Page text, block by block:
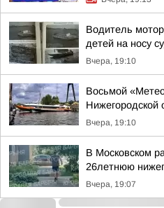
Водитель
детей на носу
Вчера, 19:10
Восьмой
Нижегородской
Вчера, 19:10
В Московском
26летнюю
Вчера, 19:07